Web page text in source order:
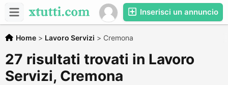
Inserisci un annuncio
Home > Lavoro Servizi > Cremona
27 risultati trovati in Lavoro
Servizi, Cremona